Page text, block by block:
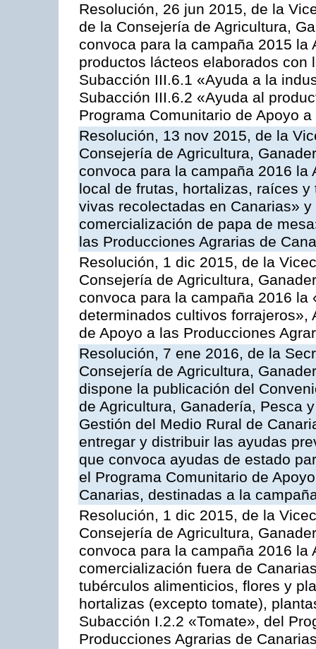
Resolución, 26 jun 2015, de la
de la Consejería de Agricultura,
convoca para la campaña 2015
productos lácteos elaborados
Subacción III.6.1 «Ayuda a la
Subacción III.6.2 «Ayuda al
Programa Comunitario de Apoyo
Resolución, 13 nov 2015, de la
Consejería de Agricultura,
convoca para la campaña 2016
local de frutas, hortalizas, raíces
vivas recolectadas en Canarias»
comercialización de papa de
las Producciones Agrarias de
Resolución, 1 dic 2015, de la
Consejería de Agricultura,
convoca para la campaña 2016 la
determinados cultivos forrajeros»,
de Apoyo a las Producciones
Resolución, 7 ene 2016, de la
Consejería de Agricultura,
dispone la publicación del
de Agricultura, Ganadería, Pesca
Gestión del Medio Rural de
entregar y distribuir las ayudas
que convoca ayudas de estado
el Programa Comunitario de
Canarias, destinadas a la
Resolución, 1 dic 2015, de la
Consejería de Agricultura,
convoca para la campaña 2016 la
comercialización fuera de
tubérculos alimenticios, flores y
hortalizas (excepto tomate),
Subacción I.2.2 «Tomate», del
Producciones Agrarias de